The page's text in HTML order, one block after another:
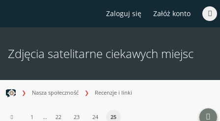
Zaloguj się Załóż konto
Zdjęcia satelitarne ciekawych miejsc
Nasza społeczność Recenzje i linki
1 … 22 23 24 25